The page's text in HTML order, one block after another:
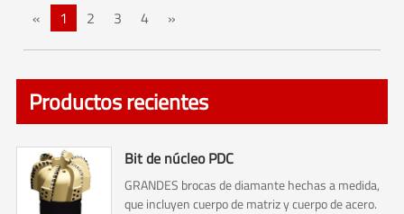
« 1 2 3 4 »
Productos recientes
Bit de núcleo PDC
GRANDES brocas de diamante hechas a medida,
que incluyen cuerpo de matriz y cuerpo de acero.